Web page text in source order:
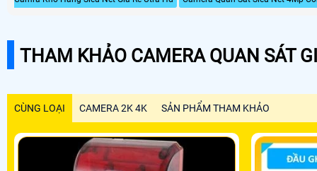
THAM KHẢO CAMERA QUAN SÁT
CÙNG LOẠI CAMERA 2K 4K SẢN PHẨM THAM KHẢO